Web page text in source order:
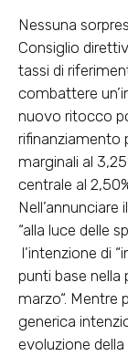
Nessuna
Consiglio
tassi di
combattere
nuovo ritocco
rifinanziamento
marginali al
centrale al
Nell’annunciare
“alla luce delle
l’intenzione di
punti base nella
marzo“. Mentre
generica
evoluzione della